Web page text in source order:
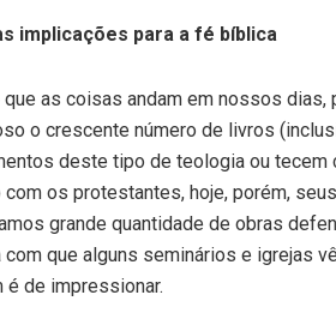
implicações para a fé bíblica
que as coisas andam em nossos
o crescente número de livros
deste tipo de teologia ou
com os protestantes, hoje, porém,
grande quantidade de obras
com que alguns seminários e igrejas
é de impressionar.